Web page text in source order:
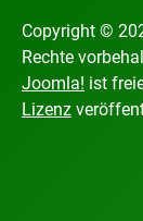
Copyright ©
Rechte
Joomla! ist
Lizenz